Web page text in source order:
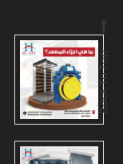
Back To Top